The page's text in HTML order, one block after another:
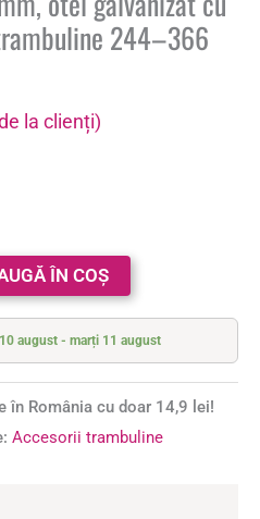
244–366
la clienți)
ÎN COȘ
august - marți 11 august
în România cu doar 14,9 lei!
Accesorii trambuline